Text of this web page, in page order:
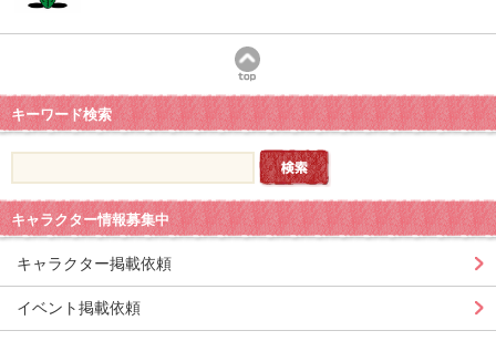
キーワード検索
キャラクター情報募集中
キャラクター掲載依頼
イベント掲載依頼